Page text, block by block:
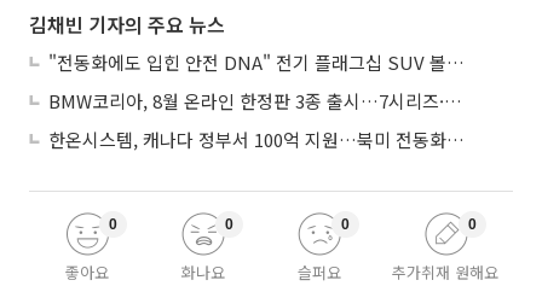
김채빈 기자의 주요 뉴스
"전동화에도 입힌 안전 DNA" 전기 플래그십 SUV 볼보 'EX90'
BMW코리아, 8월 온라인 한정판 3종 출시…7시리즈·X7·M340i 투어링
한온시스템, 캐나다 정부서 100억 지원…북미 전동화 시장 가속
좋아요
0
화나요
0
슬퍼요
0
추가취재 원해요
0